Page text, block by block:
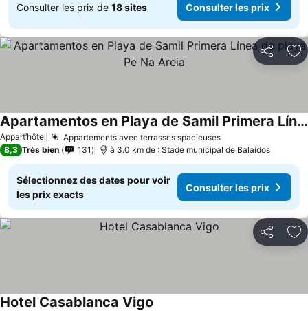
Consulter les prix de 18 sites Consulter les prix
Partager
Appart’hôtel Appartements avec terrasses spacieuses
Apartamentos en Playa de Samil Primera Línea de playa Pe Na Areia
8,3 Très bien 131 à 3.0 km de : Stade municipal de Balaídos
Sélectionnez des dates pour voir
les prix exacts
Consulter les prix
Partager
Hotel Casablanca Vigo